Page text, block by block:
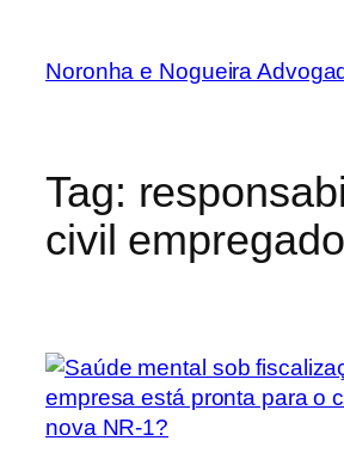
Noronha e Nogueira
Tag:
civil